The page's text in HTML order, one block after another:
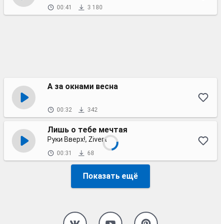
00:41 3 180
А за окнами весна
00:32 342
Лишь о тебе мечтая
Руки Вверх!, Zivert
00:31 68
Показать ещё